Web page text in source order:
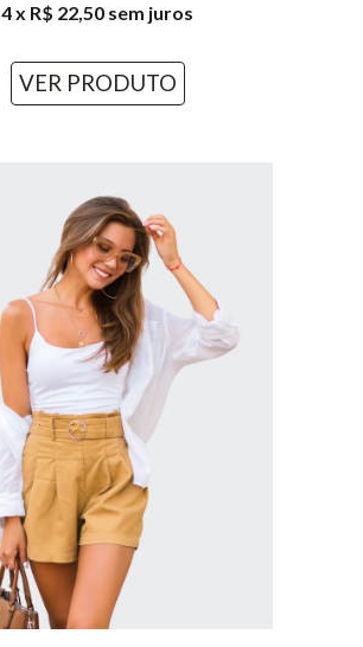
4 x R$ 22,50 sem juros
VER PRODUTO